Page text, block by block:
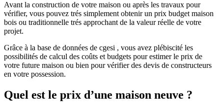
Avant la construction de votre maison ou après les travaux pour
vérifier, vous pouvez trés simplement obtenir un prix budget maison
bois ou traditionnelle trés approchant de la valeur réelle de votre
projet.
Grâce à la base de données de cgesi , vous avez plébiscité les
possibilités de calcul des coûts et budgets pour estimer le prix de
votre future maison ou bien pour vérifier des devis de constructeurs
en votre possession.
Quel est le prix d’une maison neuve ?